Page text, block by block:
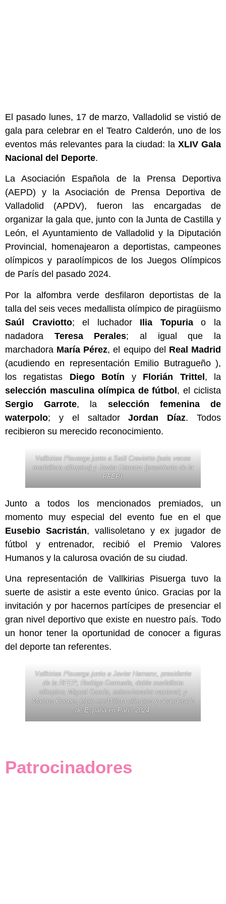
El pasado lunes, 17 de marzo, Valladolid se vistió de
gala para celebrar en el Teatro Calderón, uno de los
eventos más relevantes para la ciudad: laXLIV Gala
Nacional del Deporte.
La Asociación Española de la Prensa Deportiva
(AEPD) y la Asociación de Prensa Deportiva de
Valladolid (APDV), fueron las encargadas de
organizar la gala que, junto con la Junta de Castilla y
León, el Ayuntamiento de Valladolid y la Diputación
Provincial, homenajearon a deportistas, campeones
olímpicos y paraolímpicos de los Juegos Olímpicos
de París del pasado 2024.
Por la alfombra verde desfilaron deportistas de la
talla del seis veces medallista olímpico de piragüismo
Saúl Craviotto; el luchador Ilia Topuriao la
nadadora Teresa Perales; al igual que la
marchadora María Pérez, el equipo del Real Madrid
(acudiendo en representación Emilio Butragueño ),
los regatistas Diego Botín y Florián Trittel, la
selección masculina olímpica de fútbol, el ciclista
Sergio Garrote, la selección femenina de
waterpolo; y el saltadorJordan Díaz. Todos
recibieron su merecido reconocimiento.
Vallkirias Pisuerga junto a Saúl Craviotto (seis veces
medallista olímpico) y Javier Hernanz (presidente de la
RFEP).
Junto a todos los mencionados premiados, un
momento muy especial del evento fue en el que
Eusebio Sacristán, vallisoletano y ex jugador de
fútbol y entrenador, recibió el Premio Valores
Humanos y la calurosa ovación de su ciudad.
Una representación de Vallkirias Pisuerga tuvo la
suerte de asistir a este evento único. Gracias por la
invitación y por hacernos partícipes de presenciar el
gran nivel deportivo que existe en nuestro país. Todo
un honor tener la oportunidad de conocer a figuras
del deporte tan referentes.
Vallkirias Pisuerga junto a Javier Hernanz, presidente
de la RFEP; Rodrigo Germade, doble medallista
olímpico; Miguel García, seleccionador nacional; y
Marcus Cooper, triple medallista olímpico y abanderado
de España en París 2024.
Patrocinadores